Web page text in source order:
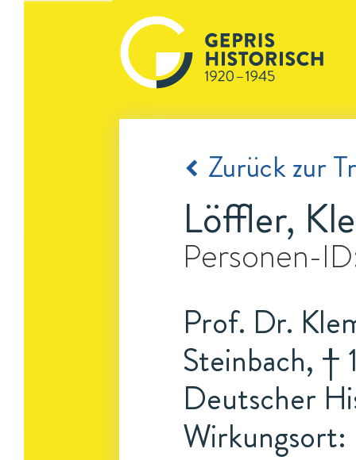
Zurück zur
Löffler,
Personen-
Prof. Dr.
Steinbach, †
Deutscher
Wirkungsort: